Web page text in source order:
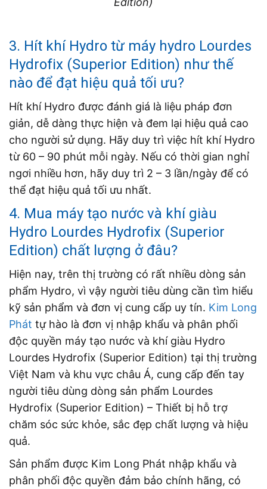
3. Hít khí Hydro từ máy hydro Lourdes
Hydrofix (Superior Edition) như thế
nào để đạt hiệu quả tối ưu?
Hít khí Hydro được đánh giá là liệu pháp đơn
giản, dễ dàng thực hiện và đem lại hiệu quả cao
cho người sử dụng. Hãy duy trì việc hít khí Hydro
từ 60 – 90 phút mỗi ngày. Nếu có thời gian nghỉ
ngơi nhiều hơn, hãy duy trì 2 – 3 lần/ngày để có
thể đạt hiệu quả tối ưu nhất.
4. Mua máy tạo nước và khí giàu
Hydro Lourdes Hydrofix (Superior
Edition) chất lượng ở đâu?
Hiện nay, trên thị trường có rất nhiều dòng sản
phẩm Hydro, vì vậy người tiêu dùng cần tìm hiểu
kỹ sản phẩm và đơn vị cung cấp uy tín. Kim Long
Phát tự hào là đơn vị nhập khẩu và phân phối
độc quyền máy tạo nước và khí giàu Hydro
Lourdes Hydrofix (Superior Edition) tại thị trường
Việt Nam và khu vực châu Á, cung cấp đến tay
người tiêu dùng dòng sản phẩm Lourdes
Hydrofix (Superior Edition) – Thiết bị hỗ trợ
chăm sóc sức khỏe, sắc đẹp chất lượng và hiệu
quả.
Sản phẩm được Kim Long Phát nhập khẩu và
phân phối độc quyền đảm bảo chính hãng, có